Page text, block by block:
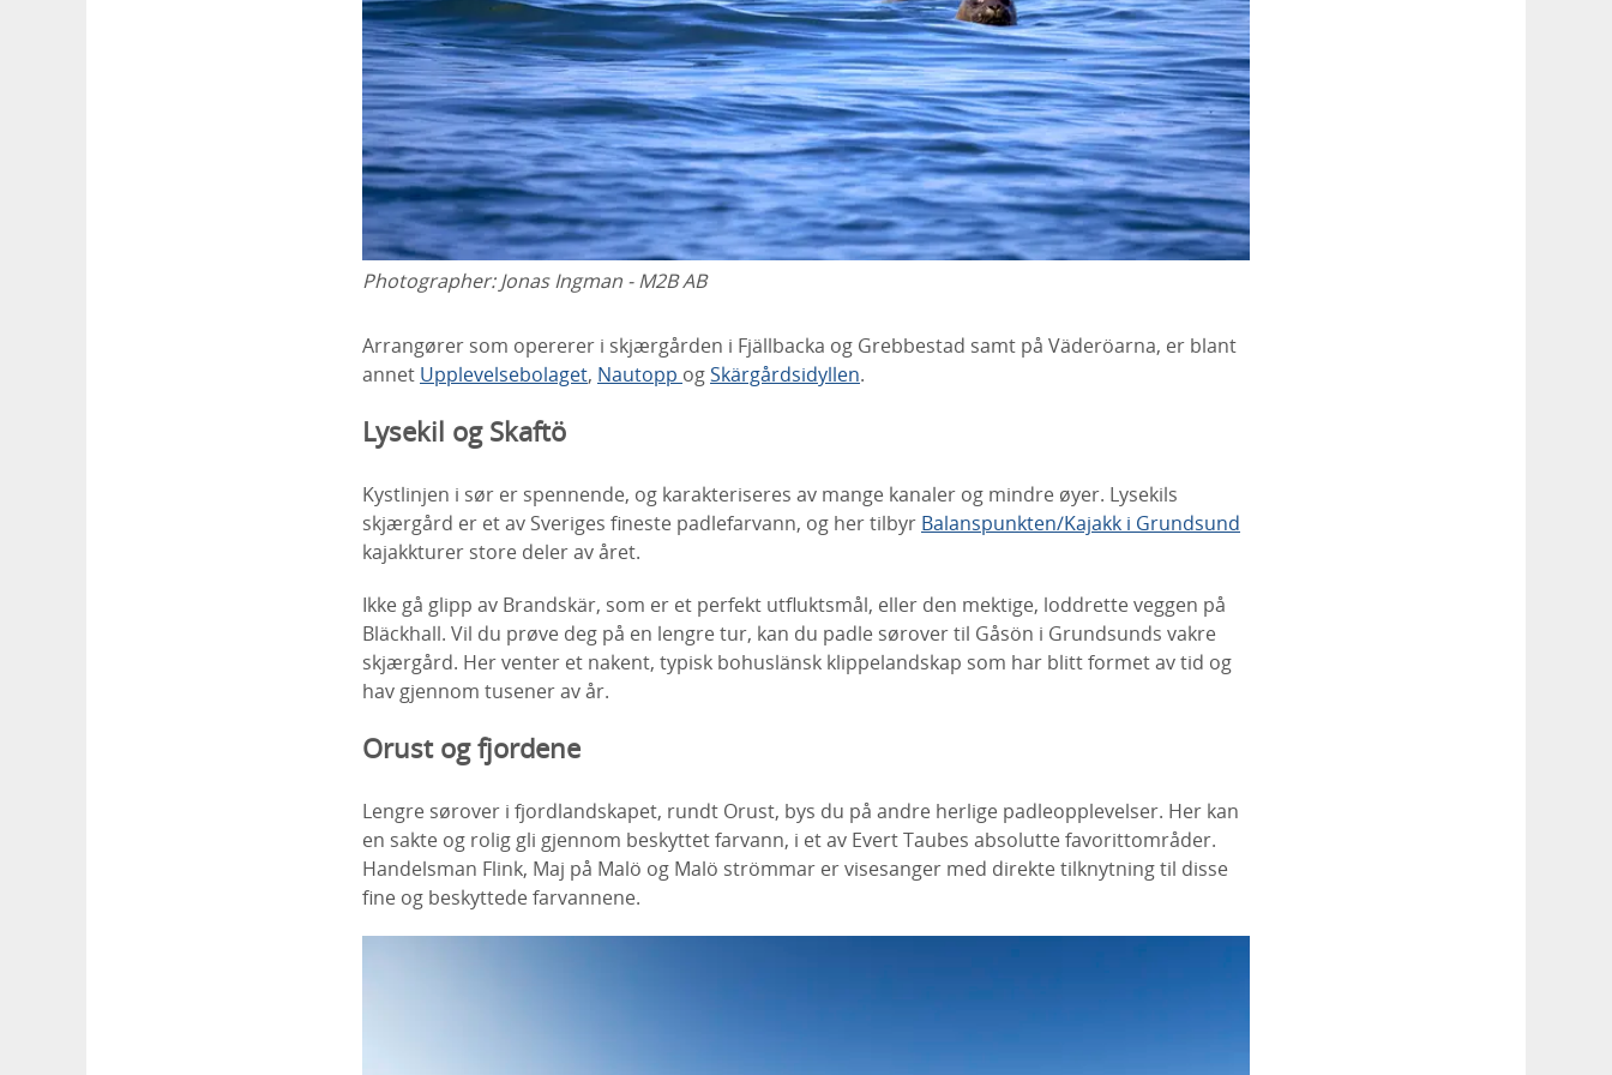
Photographer:Jonas Ingman - M2B AB
Arrangører som opererer i skjærgården i Fjällbacka og Grebbestad samt på Väderöarna, er blant
annet Upplevelsebolaget, Nautopp ogSkärgårdsidyllen.
Lysekil og Skaftö
Kystlinjen i sør er spennende, og karakteriseres av mange kanaler og mindre øyer. Lysekils
skjærgård er et av Sveriges fineste padlefarvann, og her tilbyr Balanspunkten/Kajakk i Grundsund
kajakkturer store deler av året.
Ikke gå glipp av Brandskär, som er et perfekt utfluktsmål, eller den mektige, loddrette veggen på
Bläckhall. Vil du prøve deg på en lengre tur, kan du padle sørover til Gåsön i Grundsunds vakre
skjærgård. Her venter et nakent, typisk bohuslänsk klippelandskap som har blitt formet av tid og
hav gjennom tusener av år.
Orust og fjordene
Lengre sørover i fjordlandskapet, rundt Orust, bys du på andre herlige padleopplevelser. Her kan
en sakte og rolig gli gjennom beskyttet farvann, i et av Evert Taubes absolutte favorittområder.
Handelsman Flink, Maj på Malö og Malö strömmar er visesanger med direkte tilknytning til disse
fine og beskyttede farvannene.